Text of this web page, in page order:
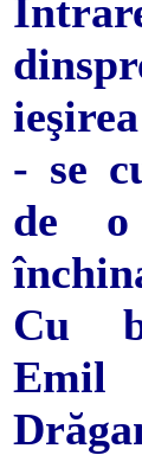
- se
de
Cu
Emil